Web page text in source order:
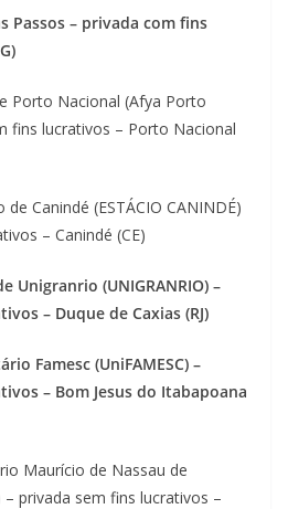
Passos – privada com fins
Nacional (Afya Porto
fins lucrativos – Porto Nacional
Canindé (ESTÁCIO CANINDÉ)
– Canindé (CE)
Unigranrio (UNIGRANRIO) –
– Duque de Caxias (RJ)
Famesc (UniFAMESC) –
– Bom Jesus do Itabapoana
Maurício de Nassau de
– privada sem fins lucrativos –